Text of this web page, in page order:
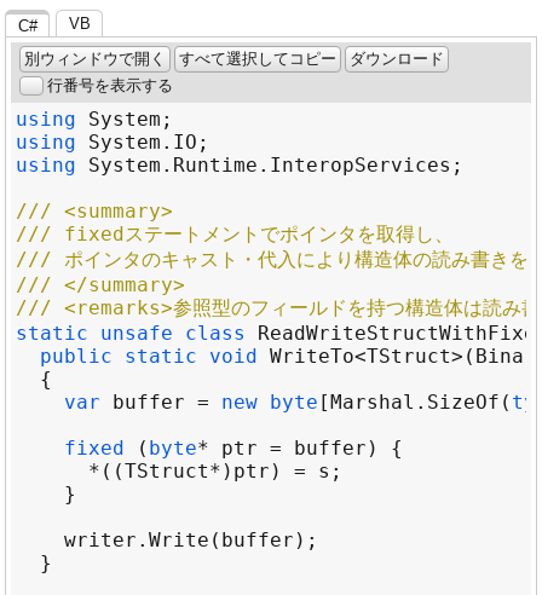
C#
VB
別ウィンドウで開く
すべて選択してコピー
ダウンロード
行番号を表示する
using System
using
System . IO
using
System . Runtime . InteropServices
/// <summary>
/// fixedステートメントでポインタを取得し、
/// ポインタのキャスト・代入により構造体の読み書きを
/// </summary>
/// <remarks>参照型のフィールドを持つ構造体は読み
static
unsafe class
public
static void WriteTo<TStruct> (
var
buffer = new byte [Marshal . SizeOf (
fixed ( byte* ptr = buffer
* ((TStruct* ) ptr ) = s
writer . Write ( buffer